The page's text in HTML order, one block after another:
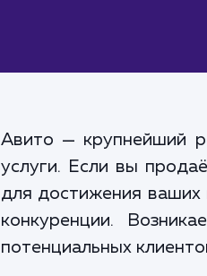
Авито — крупнейший
услуги. Если вы
для достижения ваших
конкуренции.
потенциальных